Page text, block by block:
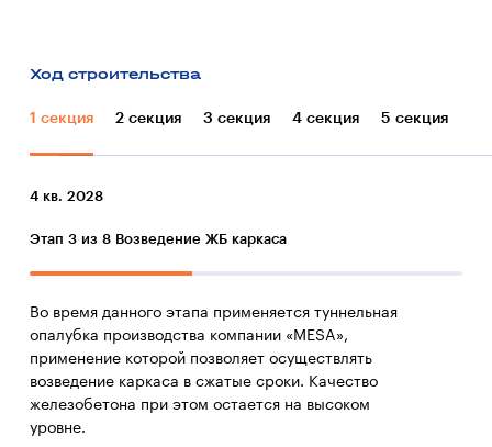
Ход строительства
1 секция 2 секция 3 секция 4 секция 5 секция
4 кв. 2028
Этап 3 из 8 Возведение ЖБ каркаса
Во время данного этапа применяется туннельная
опалубка производства компании «MESA»,
применение которой позволяет осуществлять
возведение каркаса в сжатые сроки. Качество
железобетона при этом остается на высоком
уровне.